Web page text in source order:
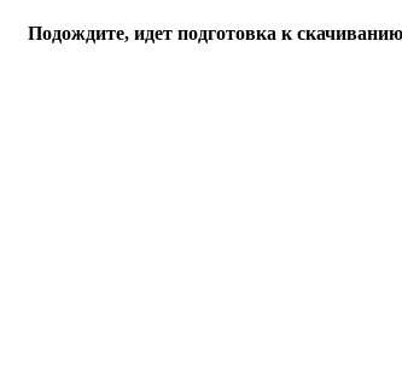
Подождите, идет подготовка к